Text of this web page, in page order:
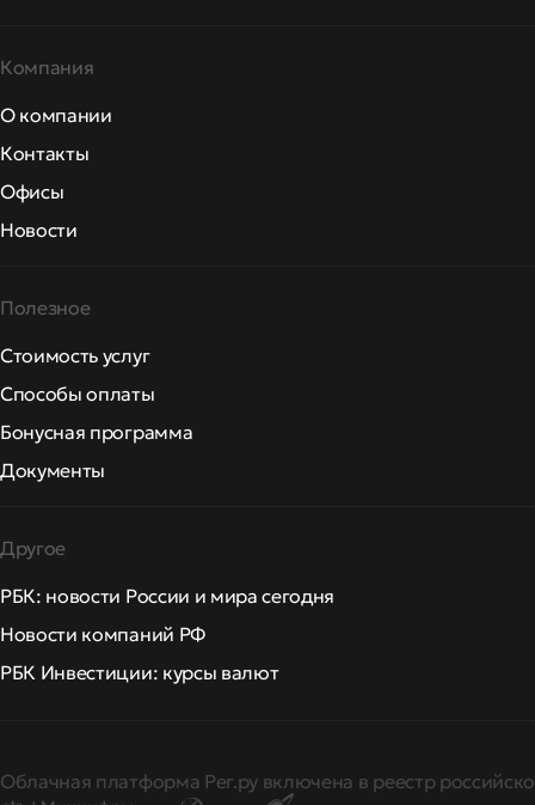
Компания
О компании
Контакты
Офисы
Новости
Полезное
Стоимость услуг
Способы оплаты
Бонусная программа
Документы
Другое
РБК: новости России и мира сегодня
Новости компаний РФ
РБК Инвестиции: курсы валют
Облачная платформа Рег.ру включена в реестр